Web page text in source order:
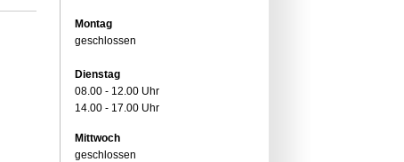
Montag
geschlossen
Dienstag
08.00 - 12.00 Uhr
14.00 - 17.00 Uhr
Mittwoch
geschlossen